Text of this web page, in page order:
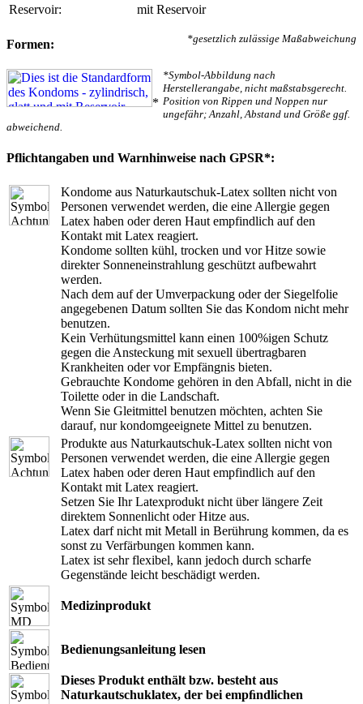
Reservoir:
mit Reservoir
*gesetzlich zulässige Maßabweichung
Formen:
*
*Symbol-Abbildung nach
Herstellerangabe, nicht maßstabsgerecht.
Position von Rippen und Noppen nur
ungefähr; Anzahl, Abstand und Größe ggf.
abweichend.
Pflichtangaben und Warnhinweise nach GPSR*:
Kondome aus Naturkautschuk-Latex sollten nicht von
Personen verwendet werden, die eine Allergie gegen
Latex haben oder deren Haut empfindlich auf den
Kontakt mit Latex reagiert.
Kondome sollten kühl, trocken und vor Hitze sowie
direkter Sonneneinstrahlung geschützt aufbewahrt
werden.
Nach dem auf der Umverpackung oder der Siegelfolie
angegebenen Datum sollten Sie das Kondom nicht mehr
benutzen.
Kein Verhütungsmittel kann einen 100%igen Schutz
gegen die Ansteckung mit sexuell übertragbaren
Krankheiten oder vor Empfängnis bieten.
Gebrauchte Kondome gehören in den Abfall, nicht in die
Toilette oder in die Landschaft.
Wenn Sie Gleitmittel benutzen möchten, achten Sie
darauf, nur kondomgeeignete Mittel zu benutzen.
Produkte aus Naturkautschuk-Latex sollten nicht von
Personen verwendet werden, die eine Allergie gegen
Latex haben oder deren Haut empfindlich auf den
Kontakt mit Latex reagiert.
Setzen Sie Ihr Latexprodukt nicht über längere Zeit
direktem Sonnenlicht oder Hitze aus.
Latex darf nicht mit Metall in Berührung kommen, da es
sonst zu Verfärbungen kommen kann.
Latex ist sehr flexibel, kann jedoch durch scharfe
Gegenstände leicht beschädigt werden.
Medizinprodukt
Bedienungsanleitung lesen
Dieses Produkt enthält bzw. besteht aus
Naturkautschuklatex, der bei empﬁndlichen